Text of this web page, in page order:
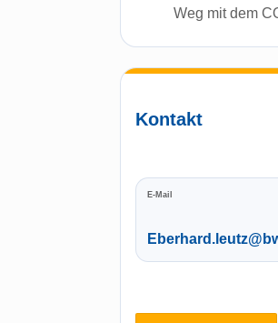
Weg mit dem
Kontakt
E-Mail